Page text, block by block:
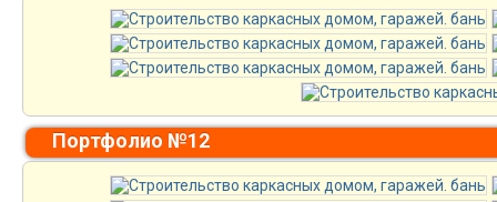
Портфолио №12